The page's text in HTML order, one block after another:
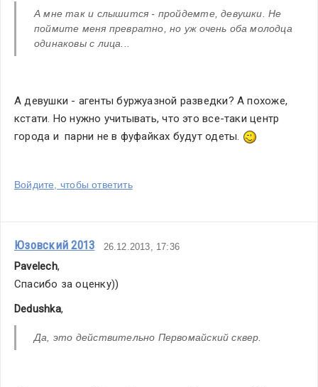
А мне так и слышится - пройдемте, девушки. Не
поймите меня превратно, но уж очень оба молодца
одинаковы с лица...
А девушки - агенты буржуазной разведки? А похоже,
кстати. Но нужно учитывать, что это все-таки центр
города и  парни не в фуфайках будут одеты.
Войдите, чтобы ответить
Юзовский 2013 26.12.2013, 17:36
Pavelech,
Спасибо за оценку))
Dedushka,
Да, это действительно Первомайский сквер.